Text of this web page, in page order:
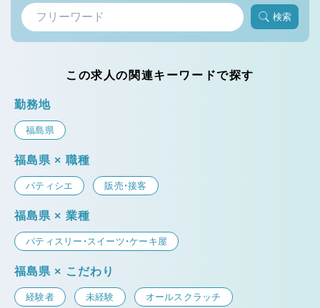
検索
この求人の関連キーワードで探す
勤務地
福島県
福島県 × 職種
パティシエ 販売・接客
福島県 × 業種
パティスリー・スイーツ・ケーキ屋
福島県 × こだわり
経験者 未経験 オールスクラッチ